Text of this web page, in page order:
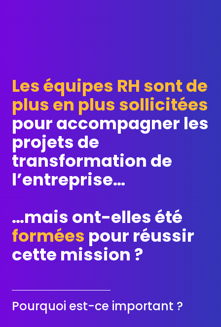
Les équipes RH sont de
plus en plus sollicitées
pour accompagner les
projets de
transformation de
l’entreprise…
…mais ont-elles été
formées pour réussir
cette mission ?
Pourquoi est-ce important ?